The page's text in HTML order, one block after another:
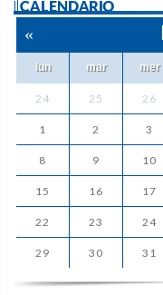
ilCALENDARIO
«
lun mar mer
24 25 26
1 2 3
8 9 10
15 16 17
22 23 24
29 30 31